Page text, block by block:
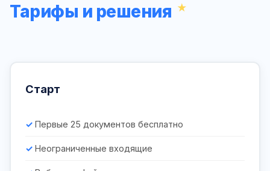
Тарифы и решения
Старт
Первые 25 документов бесплатно
Неограниченные входящие